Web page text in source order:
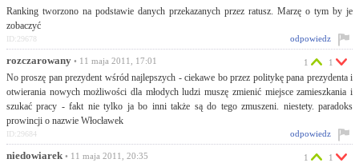
Ranking tworzono na podstawie danych przekazanych przez ratusz. Marzę o tym by je
zobaczyć
odpowiedz
ID:29678
rozczarowany • 11 maja 2011, 17:01
No proszę pan prezydent wśród najlepszych - ciekawe bo przez politykę pana prezydenta i
otwierania nowych możliwości dla młodych ludzi muszę zmienić miejsce zamieszkania i
szukać pracy - fakt nie tylko ja bo inni także są do tego zmuszeni. niestety. paradoks
prowincji o nazwie Włocławek
1 1
odpowiedz
ID:29684
niedowiarek • 11 maja 2011, 20:35 1 1